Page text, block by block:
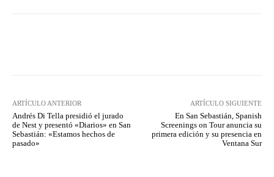
ARTÍCULO ANTERIOR
Andrés Di Tella presidió el jurado
de Nest y presentó «Diarios» en San
Sebastián: «Estamos hechos de
pasado»
ARTÍCULO SIGUIENTE
En San Sebastián, Spanish
Screenings on Tour anuncia su
primera edición y su presencia en
Ventana Sur